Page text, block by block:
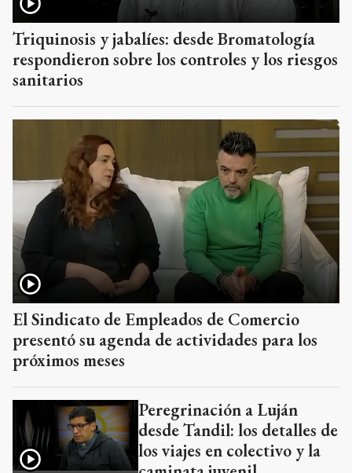
Triquinosis y jabalíes: desde Bromatología
respondieron sobre los controles y los riesgos
sanitarios
El Sindicato de Empleados de Comercio
presentó su agenda de actividades para los
próximos meses
Peregrinación a Luján
desde Tandil: los detalles de
los viajes en colectivo y la